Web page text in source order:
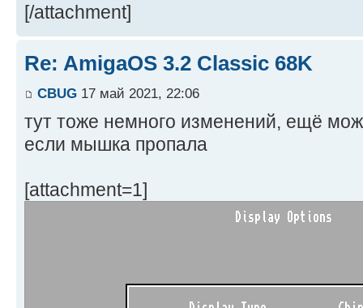
[/attachment]
Re: AmigaOS 3.2 Classic 68K
CBUG 17 май 2021, 22:06
тут тоже немного изменений, ещё
если мышка пропала
[attachment=1]